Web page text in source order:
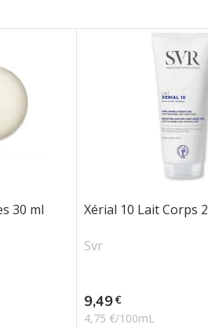
30 ml
Xérial 10 Lait Corps
Svr
Prix
9,49€
4,75 €/100mL